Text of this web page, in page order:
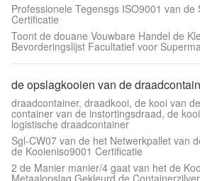
Professionele Tegensgs ISO9001 van
Certificatie
Toont de douane Vouwbare Handel de
Bevorderingslijst Facultatief voor
de opslagkooien van de
draadcontainer, draadkooi, de kooi van
container van de instortingsdraad, de
logistische draadcontainer
Sgl-CW07 van de het Netwerkpallet van
de Kooieniso9001 Certificatie
2 de Manier manier/4 gaat van het de
Metaalopslag Gekleurd de